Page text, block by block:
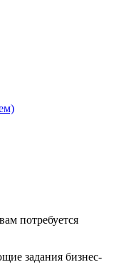
потребуется
задания бизнес-